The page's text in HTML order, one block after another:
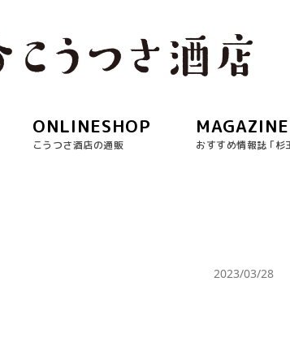
ONLINESHOP
こうつさ酒店の通販
MAGAZINE
おすすめ情報誌 ｢杉
2023/03/28